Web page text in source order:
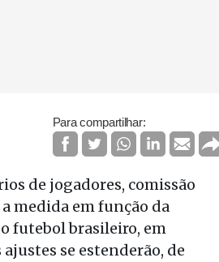
Para compartilhar:
de jogadores, comissão
medida em função da
futebol brasileiro, em
se estenderão, de